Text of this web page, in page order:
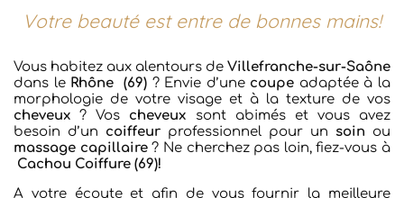
Votre beauté est entre de bonnes mains!
Vous habitez aux alentours de Villefranche-sur-Saône
dans le Rhône (69) ? Envie d’une coupe adaptée à la
morphologie de votre visage et à la texture de vos
cheveux ? Vos cheveux sont abimés et vous avez
besoin d’un coiffeur professionnel pour un soin ou
massage capillaire? Ne cherchez pas loin, fiez-vous à
Cachou Coiffure (69)!
A votre écoute et afin de vous fournir la meilleure